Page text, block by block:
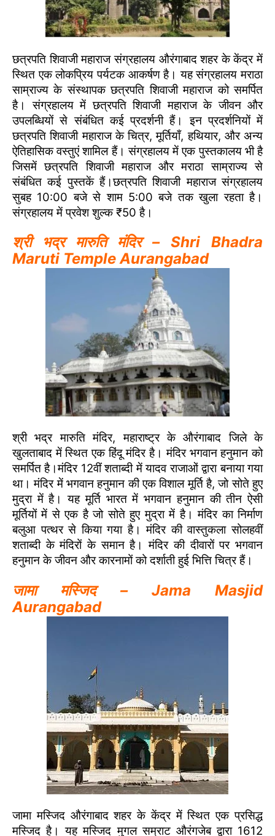
छत्रपति शिवाजी महाराज संग्रहालय औरंगाबाद शहर के केंद्र में
स्थित एक लोकप्रिय पर्यटक आकर्षण है। यह संग्रहालय मराठा
साम्राज्य के संस्थापक छत्रपति शिवाजी महाराज को समर्पित
है। संग्रहालय में छत्रपति शिवाजी महाराज के जीवन और
उपलब्धियों से संबंधित कई प्रदर्शनी हैं। इन प्रदर्शनियों में
छत्रपति शिवाजी महाराज के चित्र, मूर्तियाँ, हथियार, और अन्य
ऐतिहासिक वस्तुएं शामिल हैं। संग्रहालय में एक पुस्तकालय भी है
जिसमें छत्रपति शिवाजी महाराज और मराठा साम्राज्य से
संबंधित कई पुस्तकें हैं।छत्रपति शिवाजी महाराज संग्रहालय
सुबह 10:00 बजे से शाम 5:00 बजे तक खुला रहता है।
संग्रहालय में प्रवेश शुल्क ₹50 है।
श्री भद्र मारुति मंदिर – Shri Bhadra
Maruti Temple Aurangabad
श्री भद्र मारुति मंदिर, महाराष्ट्र के औरंगाबाद जिले के
खुलताबाद में स्थित एक हिंदू मंदिर है। मंदिर भगवान हनुमान को
समर्पित है।मंदिर 12वीं शताब्दी में यादव राजाओं द्वारा बनाया गया
था। मंदिर में भगवान हनुमान की एक विशाल मूर्ति है, जो सोते हुए
मुद्रा में है। यह मूर्ति भारत में भगवान हनुमान की तीन ऐसी
मूर्तियों में से एक है जो सोते हुए मुद्रा में है। मंदिर का निर्माण
बलुआ पत्थर से किया गया है। मंदिर की वास्तुकला सोलहवीं
शताब्दी के मंदिरों के समान है। मंदिर की दीवारों पर भगवान
हनुमान के जीवन और कारनामों को दर्शाती हुई भित्ति चित्र हैं।
जामा मस्जिद – Jama Masjid
Aurangabad
जामा मस्जिद औरंगाबाद शहर के केंद्र में स्थित एक प्रसिद्ध
मस्जिद है। यह मस्जिद मुगल सम्राट औरंगजेब द्वारा 1612